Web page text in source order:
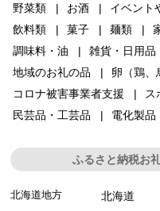
野菜類
お酒 イベント
飲料類
菓子 麺類
調味料・油
雑貨・日用品
地域のお礼の品
卵（鶏、
コロナ被害事業者支援
ス
民芸品・工芸品
電化製品
ふるさと納税お
北海道地方 北海道